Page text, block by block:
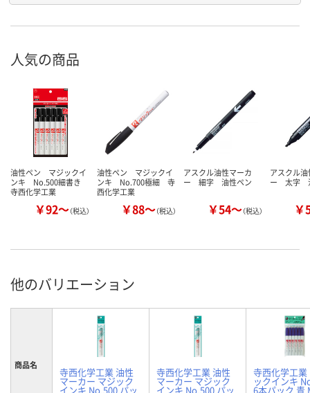
人気の商品
油性ペン マジックイ
ンキ No.500細書き
寺西化学工業
￥92～（税込）
油性ペン マジックイ
ンキ No.700極細 寺
西化学工業
￥88～（税込）
アスクル油性マーカ
ー 細字 油性ペン
￥54～（税込）
アスクル
ー 太字
￥
他のバリエーション
商品名
寺西化学工業 油性
マーカー マジック
インキ No.500 パッ
寺西化学工業 油性
マーカー マジック
インキ No.500 パッ
寺西化学工業
ックインキ
6本パック 青